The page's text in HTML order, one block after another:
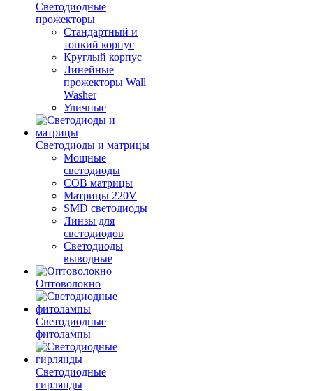
Светодиодные
прожекторы
Стандартный и
тонкий корпус
Круглый корпус
Линейные
прожекторы Wall
Washer
Уличные
Светодиоды и матрицы
Мощные
светодиоды
COB матрицы
Матрицы 220V
SMD светодиоды
Линзы для
светодиодов
Светодиоды
выводные
Оптоволокно
Светодиодные
фитолампы
Светодиодные
гирлянды